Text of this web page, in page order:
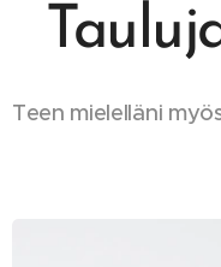
Teen mielelläni